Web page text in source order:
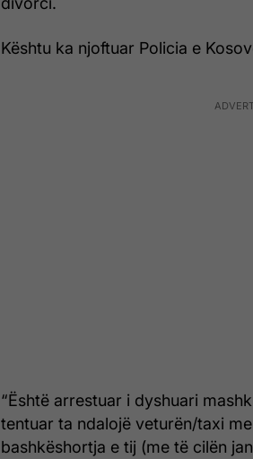
Kështu ka njoftuar Policia e
“Është arrestuar i dyshuari
tentuar ta ndalojë veturën/taxi
bashkëshortja e tij (me të cilën